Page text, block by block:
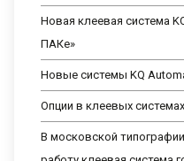
Новая клеевая система
ПАКе»
Новые системы KQ
Опции в клеевых
В московской